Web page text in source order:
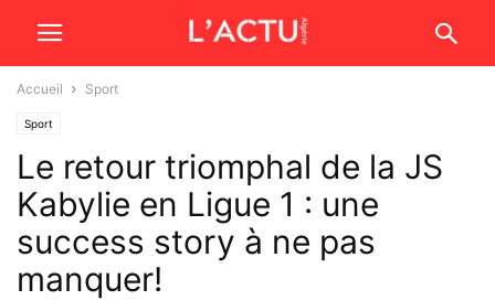
Accueil Sport
Sport
Le retour triomphal de la JS
Kabylie en Ligue 1 : une
success story à ne pas
manquer!